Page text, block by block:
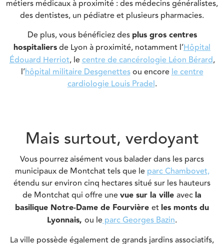
métiers médicaux à proximité : des médecins généralistes,
des dentistes, un pédiatre et plusieurs pharmacies.
De plus, vous bénéficiez des plus gros centres
hospitaliersde Lyon à proximité, notamment l’Hôpital
Édouard Herriot, lecentre de cancérologie Léon Bérard,
l’hôpital militaire Desgenettesou encore le centre
cardiologie Louis Pradel.
Mais surtout, verdoyant
Vous pourrez aisément vous balader dans les parcs
municipaux de Montchat tels que le parc Chambovet,
étendu sur environ cinq hectares situé sur les hauteurs
de Montchat qui offre unevue sur la ville avecla
basilique Notre-Dame de Fourvière etles monts du
Lyonnais, ou leparc Georges Bazin.
La ville possède également de grands jardins associatifs,